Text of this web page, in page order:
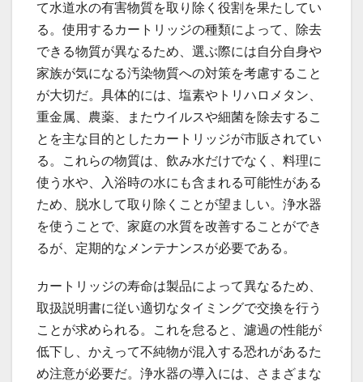
て水道水の有害物質を取り除く役割を果たしてい
る。使用するカートリッジの種類によって、除去
できる物質が異なるため、選ぶ際には自分自身や
家族が気になる汚染物質への対策を考慮すること
が大切だ。具体的には、塩素やトリハロメタン、
重金属、農薬、またウイルスや細菌を除去するこ
とを主な目的としたカートリッジが市販されてい
る。これらの物質は、飲み水だけでなく、料理に
使う水や、入浴時の水にも含まれる可能性がある
ため、脱水して取り除くことが望ましい。浄水器
を使うことで、家庭の水質を改善することができ
るが、定期的なメンテナンスが必要である。
カートリッジの寿命は製品によって異なるため、
取扱説明書に従い適切なタイミングで交換を行う
ことが求められる。これを怠ると、濾過の性能が
低下し、かえって不純物が混入する恐れがあるた
め注意が必要だ。浄水器の導入には、さまざまな